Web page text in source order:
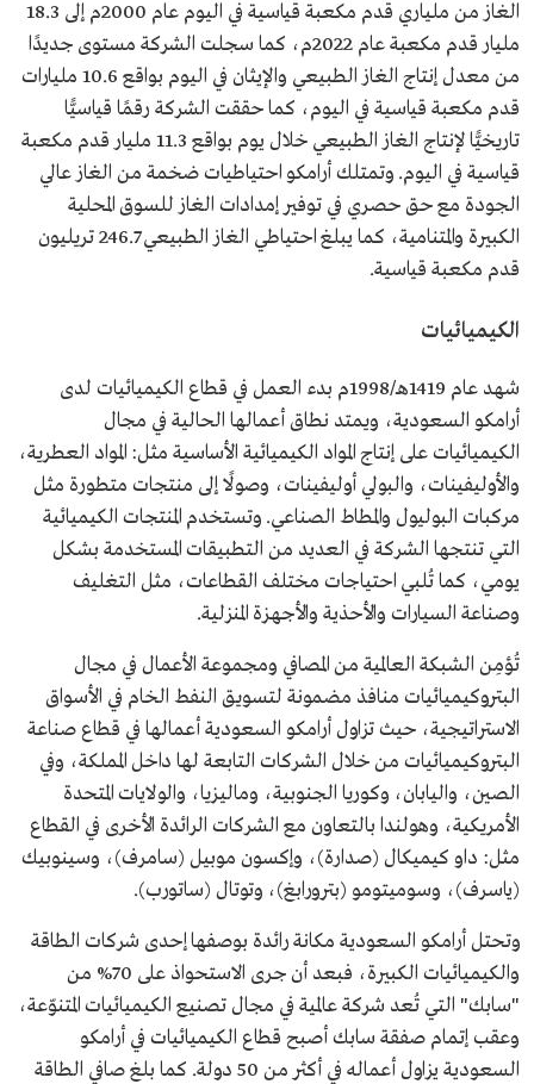
الغاز من ملياري قدم مكعبة قياسية في اليوم عام 2000م إلى 18.3
مليار قدم مكعبة عام 2022م، كما سجلت الشركة مستوى جديدًا
من معدل إنتاج الغاز الطبيعي والإيثان في اليوم بواقع 10.6 مليارات
قدم مكعبة قياسية في اليوم، كما حققت الشركة رقمًا قياسيًّا
تاريخيًّا لإنتاج الغاز الطبيعي خلال يوم بواقع 11.3 مليار قدم مكعبة
قياسية في اليوم. وتمتلك أرامكو احتياطيات ضخمة من الغاز عالي
الجودة مع حق حصري في توفير إمدادات الغاز للسوق المحلية
الكبيرة والمتنامية، كما يبلغ احتياطي الغاز الطبيعي 246.7 تريليون
قدم مكعبة قياسية.
الكيميائيات
شهد عام 1419هـ/1998م بدء العمل في قطاع الكيميائيات لدى
أرامكو السعودية، ويمتد نطاق أعمالها الحالية في مجال
الكيميائيات على إنتاج المواد الكيميائية الأساسية مثل: المواد العطرية،
والأوليفينات، والبولي أوليفينات، وصولًا إلى منتجات متطورة مثل
مركبات البوليول والمطاط الصناعي. وتستخدم المنتجات الكيميائية
التي تنتجها الشركة في العديد من التطبيقات المستخدمة بشكل
يومي، كما تُلبي احتياجات مختلف القطاعات، مثل التغليف
وصناعة السيارات والأحذية والأجهزة المنزلية.
تُؤمِن الشبكة العالمية من المصافي ومجموعة الأعمال في مجال
البتروكيميائيات منافذ مضمونة لتسويق النفط الخام في الأسواق
الاستراتيجية، حيث تزاول أرامكو السعودية أعمالها في قطاع صناعة
البتروكيميائيات من خلال الشركات التابعة لها داخل المملكة، وفي
الصين، واليابان، وكوريا الجنوبية، وماليزيا، والولايات المتحدة
الأمريكية، وهولندا بالتعاون مع الشركات الرائدة الأخرى في القطاع
مثل: داو كيميكال (صدارة)، وإكسون موبيل (سامرف)، وسينوبيك
(ياسرف)، وسوميتومو (بترورابغ)، وتوتال (ساتورب).
وتحتل أرامكو السعودية مكانة رائدة بوصفها إحدى شركات الطاقة
والكيميائيات الكبيرة، فبعد أن جرى الاستحواذ على 70% من
"سابك" التي تُعد شركة عالمية في مجال تصنيع الكيميائيات المتنوّعة،
وعقب إتمام صفقة سابك أصبح قطاع الكيميائيات في أرامكو
السعودية يزاول أعماله في أكثر من 50 دولة. كما بلغ صافي الطاقة